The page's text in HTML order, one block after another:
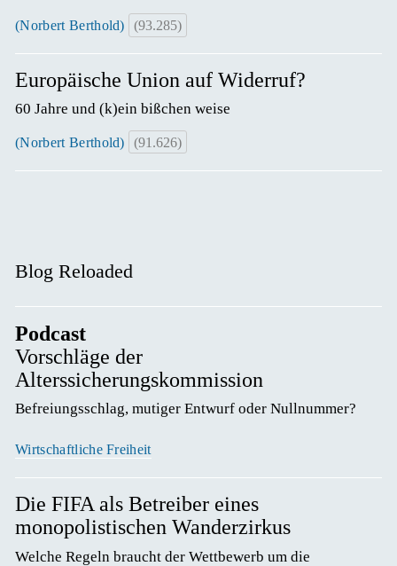
(Norbert Berthold) (93.285)
Europäische Union auf Widerruf?
60 Jahre und (k)ein bißchen weise
(Norbert Berthold) (91.626)
Blog Reloaded
Podcast
Vorschläge der
Alterssicherungskommission
Befreiungsschlag, mutiger Entwurf oder Nullnummer?
Wirtschaftliche Freiheit
Die FIFA als Betreiber eines
monopolistischen Wanderzirkus
Welche Regeln braucht der Wettbewerb um die